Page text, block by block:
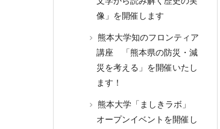
像」を開催します
熊本大学知のフロンティア
講座 「熊本県の防災・減
災を考える」を開催いたし
ます！
熊本大学「ましきラボ」
オープンイベントを開催し